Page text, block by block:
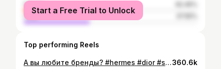
female
male
Start a Free Trial to Unlock
Top performing Reels
А вы любите бренды? #hermes #dior #secondhand #vintage360.6k